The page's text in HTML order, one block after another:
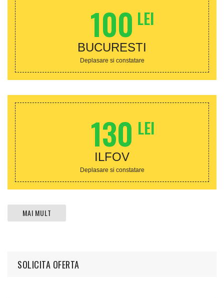
LEI
100
BUCURESTI
Deplasare si constatare
LEI
130
ILFOV
Deplasare si constatare
MAI MULT
SOLICITA OFERTA